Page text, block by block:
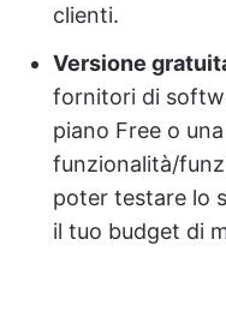
clienti.
Versione
fornitori di
piano Free o
funzionalità/
poter testare lo
il tuo budget di